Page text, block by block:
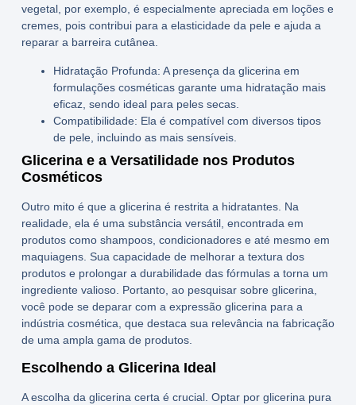
vegetal, por exemplo, é especialmente apreciada em loções e
cremes, pois contribui para a elasticidade da pele e ajuda a
reparar a barreira cutânea.
Hidratação Profunda: A presença da glicerina em
formulações cosméticas garante uma hidratação mais
eficaz, sendo ideal para peles secas.
Compatibilidade: Ela é compatível com diversos tipos
de pele, incluindo as mais sensíveis.
Glicerina e a Versatilidade nos Produtos
Cosméticos
Outro mito é que a glicerina é restrita a hidratantes. Na
realidade, ela é uma substância versátil, encontrada em
produtos como shampoos, condicionadores e até mesmo em
maquiagens. Sua capacidade de melhorar a textura dos
produtos e prolongar a durabilidade das fórmulas a torna um
ingrediente valioso. Portanto, ao pesquisar sobre glicerina,
você pode se deparar com a expressão glicerina para a
indústria cosmética , que destaca sua relevância na fabricação
de uma ampla gama de produtos.
Escolhendo a Glicerina Ideal
A escolha da glicerina certa é crucial. Optar por glicerina pura